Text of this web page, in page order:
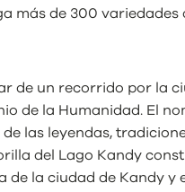
más de 300 variedades
de un recorrido por la
de la Humanidad. El
las leyendas,
del Lago Kandy
de la ciudad de Kandy y